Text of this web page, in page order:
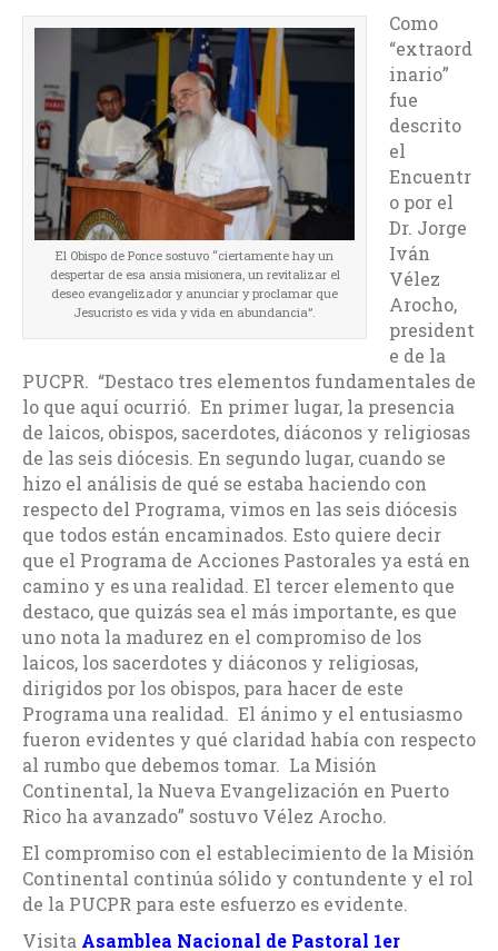
El Obispo de Ponce sostuvo “ciertamente hay un
despertar de esa ansia misionera, un revitalizar el
deseo evangelizador y anunciar y proclamar que
Jesucristo es vida y vida en abundancia”.
Como
“extraord
inario”
fue
descrito
el
Encuentr
o por el
Dr. Jorge
Iván
Vélez
Arocho,
president
e de la
PUCPR. “Destaco tres elementos fundamentales de
lo que aquí ocurrió. En primer lugar, la presencia
de laicos, obispos, sacerdotes, diáconos y religiosas
de las seis diócesis. En segundo lugar, cuando se
hizo el análisis de qué se estaba haciendo con
respecto del Programa, vimos en las seis diócesis
que todos están encaminados. Esto quiere decir
que el Programa de Acciones Pastorales ya está en
camino y es una realidad. El tercer elemento que
destaco, que quizás sea el más importante, es que
uno nota la madurez en el compromiso de los
laicos, los sacerdotes y diáconos y religiosas,
dirigidos por los obispos, para hacer de este
Programa una realidad. El ánimo y el entusiasmo
fueron evidentes y qué claridad había con respecto
al rumbo que debemos tomar. La Misión
Continental, la Nueva Evangelización en Puerto
Rico ha avanzado” sostuvo Vélez Arocho.
El compromiso con el establecimiento de la Misión
Continental continúa sólido y contundente y el rol
de la PUCPR para este esfuerzo es evidente.
Visita Asamblea Nacional de Pastoral 1er